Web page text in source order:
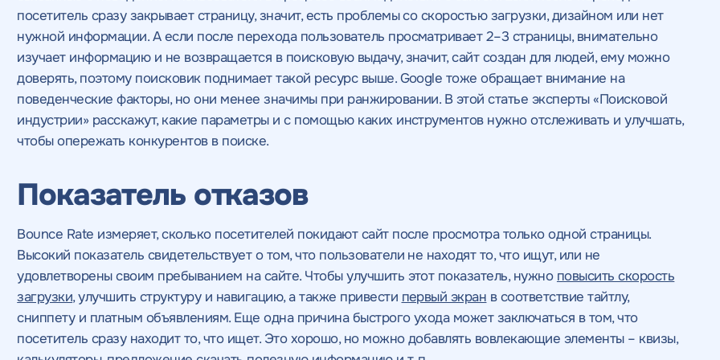
посетитель сразу закрывает страницу, значит, есть проблемы со скоростью загрузки, дизайном или нет
нужной информации. А если после перехода пользователь просматривает 2–3 страницы, внимательно
изучает информацию и не возвращается в поисковую выдачу, значит, сайт создан для людей, ему можно
доверять, поэтому поисковик поднимает такой ресурс выше. Google тоже обращает внимание на
поведенческие факторы, но они менее значимы при ранжировании. В этой статье эксперты «Поисковой
индустрии» расскажут, какие параметры и c помощью каких инструментов нужно отслеживать и улучшать,
чтобы опережать конкурентов в поиске.
Показатель отказов
Bounce Rate измеряет, сколько посетителей покидают сайт после просмотра только одной страницы.
Высокий показатель свидетельствует о том, что пользователи не находят то, что ищут, или не
удовлетворены своим пребыванием на сайте. Чтобы улучшить этот показатель, нужно повысить скорость
загрузки, улучшить структуру и навигацию, а также привести первый экран в соответствие тайтлу,
сниппету и платным объявлениям. Еще одна причина быстрого ухода может заключаться в том, что
посетитель сразу находит то, что ищет. Это хорошо, но можно добавлять вовлекающие элементы – квизы,
свяжется и сформирует предложение
Нажимая на кнопку, "получить предложение" вы
даете согласие
на обработку персональных
ПОЛУЧИТЬ
свяжется и сформирует предложение
Нажимая на кнопку, "получить предложение" вы
даете согласие
на обработку персональных
ПОЛУЧИТЬ
сайта и выявить причины, мешающие росту.
Нажимая на кнопку, "Провести аудит" вы даете
согласие
на обработку персональных данных
с вами в ближайшее время
Нажимая на кнопку, "отправить" вы даете согласие на
обработку персональных данных
политикой конфиденциальности
наобработку персональных данныхи соглашаетесь cполитикой конфиденциальности
соответствующий интересующему вас спецпредложению
Нажимая на кнопку, "Отправить" вы даете согласие
на обработку персональных данных
согласиена обработку персональных данныхи